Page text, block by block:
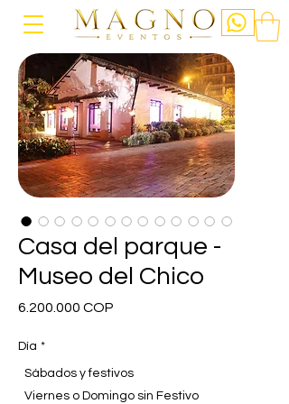
Casa del parque -
Museo del Chico
6.200.000 COP
Día *
Sábados y festivos
Viernes o Domingo sin Festivo